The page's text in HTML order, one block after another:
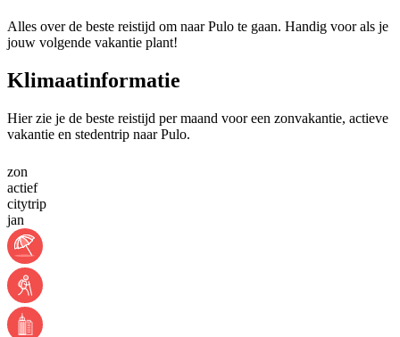
Alles over de beste reistijd om naar Pulo te gaan. Handig voor als je
jouw volgende vakantie plant!
Klimaatinformatie
Hier zie je de beste reistijd per maand voor een zonvakantie, actieve
vakantie en stedentrip naar Pulo.
zon
actief
citytrip
jan